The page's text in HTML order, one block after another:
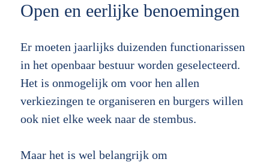
Open en eerlijke benoemingen
Er moeten jaarlijks duizenden functionarissen
in het openbaar bestuur worden geselecteerd.
Het is onmogelijk om voor hen allen
verkiezingen te organiseren en burgers willen
ook niet elke week naar de stembus.
Maar het is wel belangrijk om